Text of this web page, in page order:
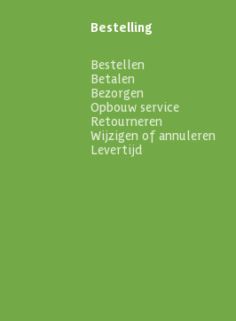
Bestelling
Bestellen
Betalen
Bezorgen
Opbouw service
Retourneren
Wijzigen of annuleren
Levertijd